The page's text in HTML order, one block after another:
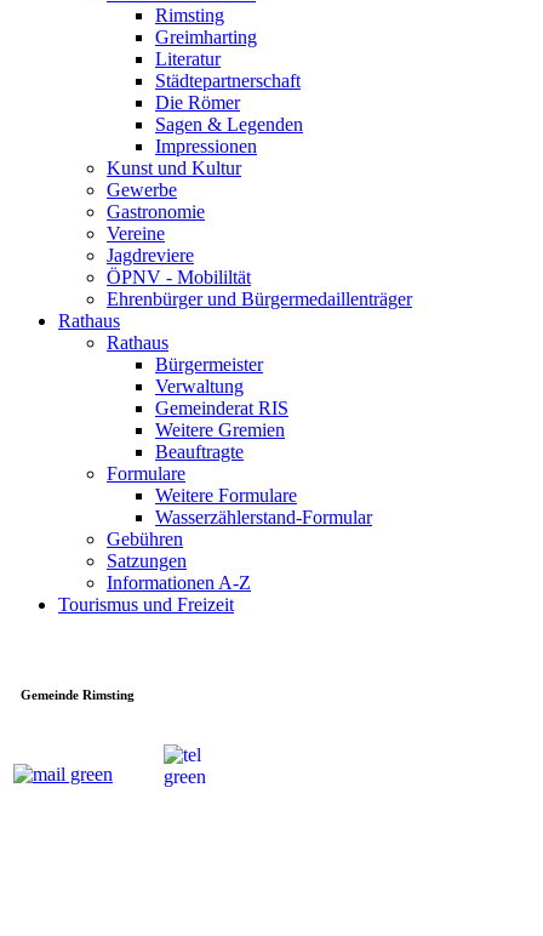
Rimsting
Greimharting
Literatur
Städtepartnerschaft
Die Römer
Sagen & Legenden
Impressionen
Kunst und Kultur
Gewerbe
Gastronomie
Vereine
Jagdreviere
ÖPNV - Mobililtät
Ehrenbürger und Bürgermedaillenträger
Rathaus
Rathaus
Bürgermeister
Verwaltung
Gemeinderat RIS
Weitere Gremien
Beauftragte
Formulare
Weitere Formulare
Wasserzählerstand-Formular
Gebühren
Satzungen
Informationen A-Z
Tourismus und Freizeit
Gemeinde Rimsting